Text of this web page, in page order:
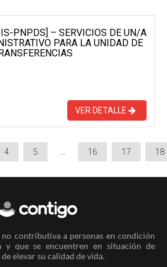
PNPDS] – SERVICIOS DE UN/A
PARA LA UNIDAD DE
VER DETALLE
4 5 16 17 18
contributiva a personas en condición
y que se encuentren en situación de
elevar su calidad de vida.